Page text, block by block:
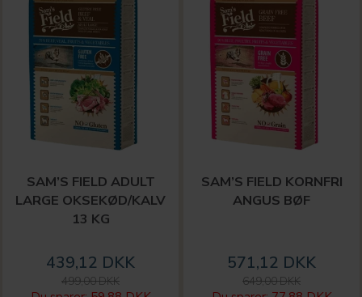
SAM’S FIELD ADULT
LARGE OKSEKØD/KALV
13 KG
439,12 DKK
499,00 DKK
SAM’S FIELD KORNFRI
ANGUS BØF
571,12 DKK
649,00 DKK